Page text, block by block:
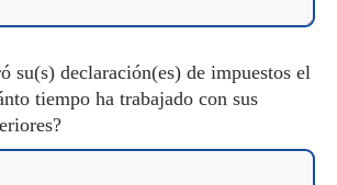
su(s) declaración(es) de impuestos el
tiempo ha trabajado con sus